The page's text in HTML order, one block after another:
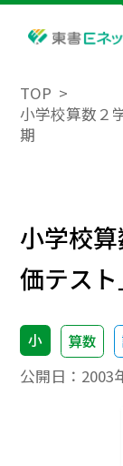
TOP
小学校算数２
期
小学校
価テス
小 算数
公開日： 2003